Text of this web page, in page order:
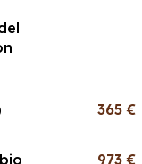
365 €
973 €